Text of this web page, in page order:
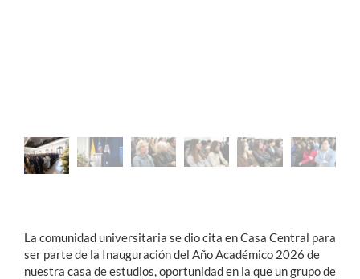
La comunidad universitaria se dio cita en Casa Central para
ser parte de la Inauguración del Año Académico 2026 de
nuestra casa de estudios, oportunidad en la que un grupo de